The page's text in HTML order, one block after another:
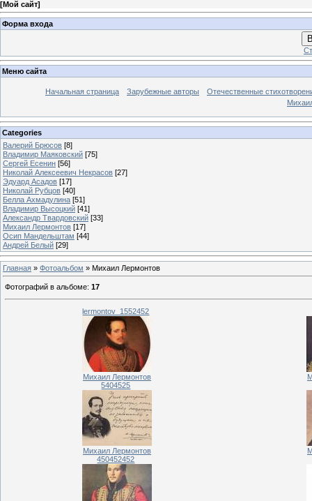
[Мой сайт]
Форма входа
Меню сайта
Начальная страница Зарубежные авторы
Отечественные
Categories
Валерий Брюсов [8]
Владимир Маяковский [75]
Сергей Есенин [56]
Николай Алексеевич Некрасов [27]
Эдуард Асадов [17]
Николай Рубцов [40]
Белла Ахмадулина [51]
Владимир Высоцкий [41]
Александр Твардовский [33]
Михаил Лермонтов [17]
Осип Мандельштам [44]
Андрей Белый [29]
Главная » Фотоальбом » Михаил Лермонтов
Фотографий в альбоме: 17
lermontov_1552452
Михаил Лермонтов
5404525
Михаил Лермонтов
450452452